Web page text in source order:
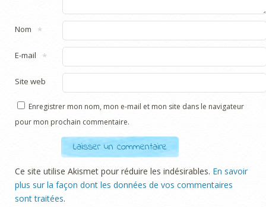
Nom *
E-mail *
Site web
Enregistrer mon nom, mon e-mail et mon site dans le navigateur
pour mon prochain commentaire.
Ce site utilise Akismet pour réduire les indésirables. En savoir
plus sur la façon dont les données de vos commentaires
sont traitées.